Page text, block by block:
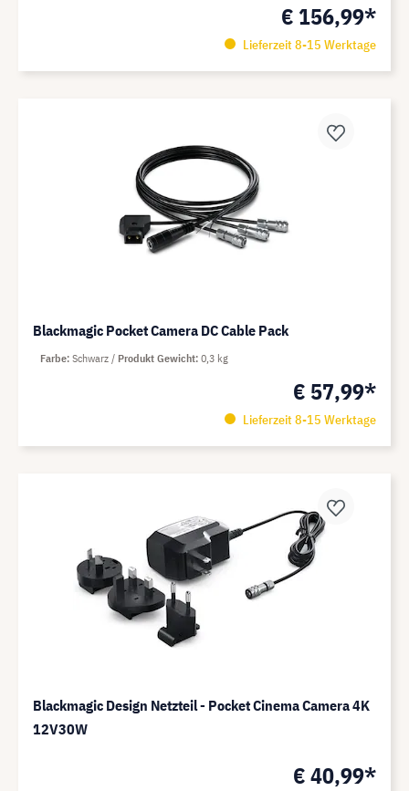
€ 156,99*
Lieferzeit 8-15 Werktage
Blackmagic Pocket Camera DC Cable Pack
€ 57,99*
Lieferzeit 8-15 Werktage
Farbe Schwarz Produkt Gewicht 0,3 kg
Blackmagic Design Netzteil - Pocket Cinema Camera 4K
12V30W
€ 40,99*